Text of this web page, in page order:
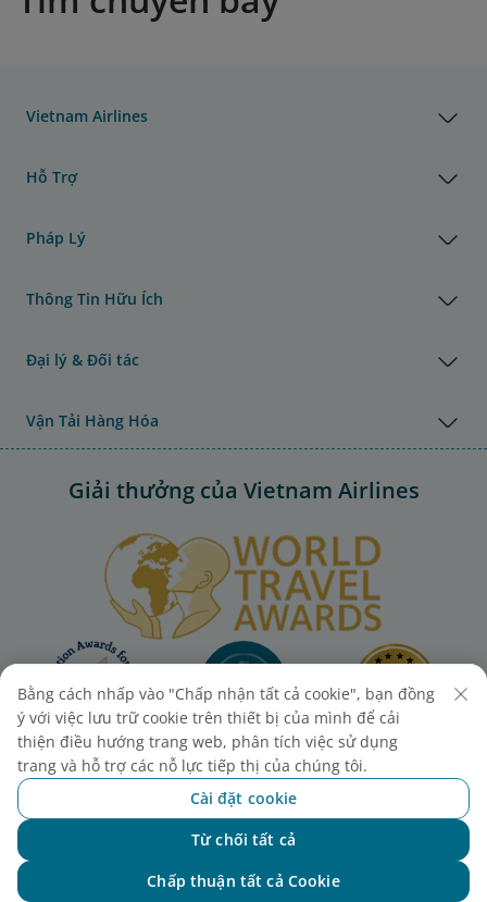
Vietnam Airlines
Hỗ Trợ
Pháp Lý
Thông Tin Hữu Ích
Đại lý & Đối tác
Vận Tải Hàng Hóa
Giải thưởng của Vietnam Airlines
Bằng cách nhấp vào "Chấp nhận tất cả cookie", bạn đồng
ý với việc lưu trữ cookie trên thiết bị của mình để cải
thiện điều hướng trang web, phân tích việc sử dụng
trang và hỗ trợ các nỗ lực tiếp thị của chúng tôi.
Cài đặt cookie
Từ chối tất cả
Chấp thuận tất cả Cookie